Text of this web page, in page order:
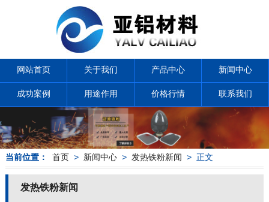
网站首页 关于我们 产品中心 新闻中心
成功案例 用途作用 价格行情 联系我们
当前位置： 首页 > 新闻中心> 发热铁粉新闻 > 正文
发热铁粉新闻